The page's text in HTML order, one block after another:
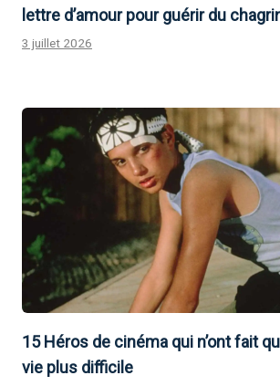
lettre d’amour pour guérir du
3 juillet 2026
15 Héros de cinéma qui n’ont fait
vie plus difficile